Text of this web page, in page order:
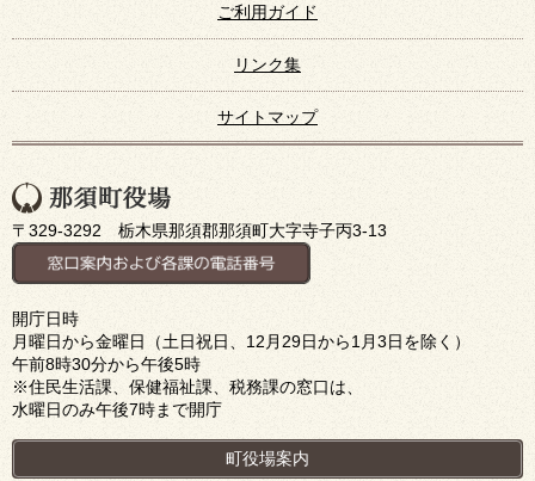
ご利用ガイド
リンク集
サイトマップ
〒329-3292 栃木県那須郡那須町大字寺子丙3-13
開庁日時
月曜日から金曜日（土日祝日、12月29日から1月3日を除く）
午前8時30分から午後5時
※住民生活課、保健福祉課、税務課の窓口は、
水曜日のみ午後7時まで開庁
町役場案内